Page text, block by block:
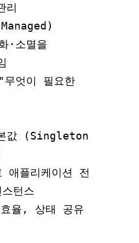
리
·소멸을
엇이 필요한
값 (Singleton
애플리케이션 전
턴스
율, 상태 공유